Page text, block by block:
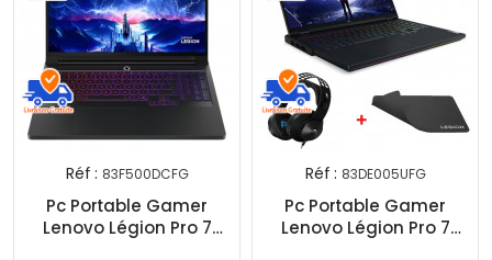
Réf : 83F500DCFG
Pc Portable Gamer
Lenovo Légion Pro 7
Réf : 83DE005UFG
Pc Portable Gamer
Lenovo Légion Pro 7